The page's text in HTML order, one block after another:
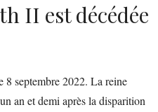
II est décédée
8 septembre 2022. La reine
an et demi après la disparition